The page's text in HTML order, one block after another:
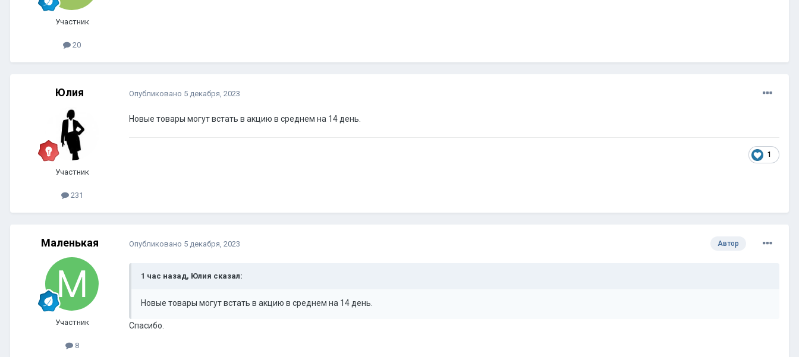
Участник
20
Юлия
Участник
231
Опубликовано 5 декабря, 2023
Новые товары могут встать в акцию в среднем на 14 день.
1
Маленькая
Участник
8
Автор
Опубликовано 5 декабря, 2023
1 час назад, Юлия сказал:
Новые товары могут встать в акцию в среднем на 14 день.
Спасибо.